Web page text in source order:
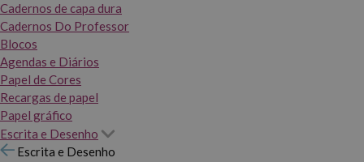
Cadernos de capa dura
Cadernos Do Professor
Blocos
Agendas e Diários
Papel de Cores
Recargas de papel
Papel gráfico
Escrita e Desenho
Escrita e Desenho